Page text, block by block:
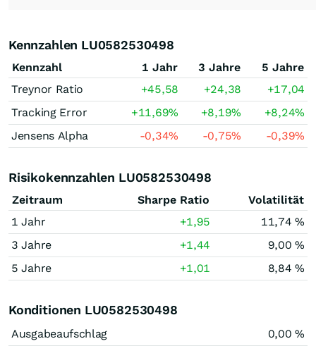
Kennzahlen LU0582530498
Kennzahl 1 Jahr 3 Jahre
5 Jahre
Treynor Ratio
+45,58 +24,38
+17,04
Tracking Error
+11,69% +8,19% +8,24%
Jensens Alpha
-0,34% -0,75% -0,39%
Risikokennzahlen LU0582530498
Zeitraum Sharpe Ratio
Volatilität
1 Jahr
+1,95
11,74 %
3 Jahre
+1,44
9,00 %
5 Jahre
+1,01 8,84 %
Konditionen LU0582530498
Ausgabeaufschlag
0,00 %